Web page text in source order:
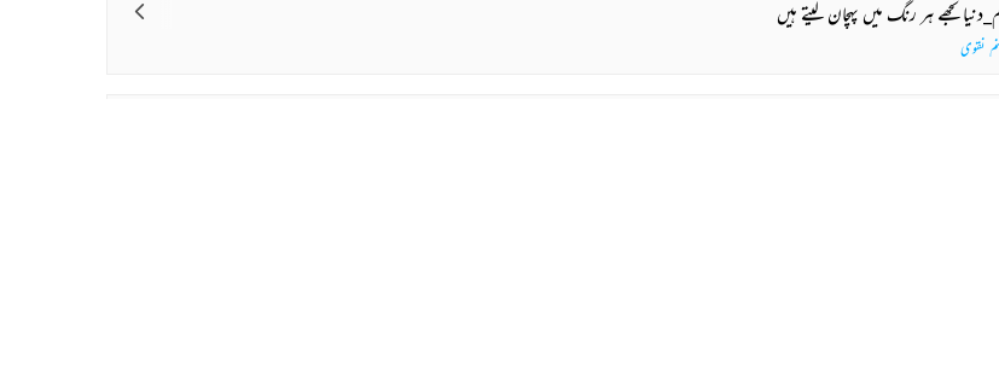
مزاج کو سورج سے جوڑتا کیوں ہے
دھوپ ہوں مجھے ناحق سکوڑتا کیوں ہے